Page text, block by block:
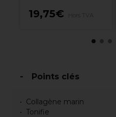
19,75€
Points clés
Collagène marin
Tonifie